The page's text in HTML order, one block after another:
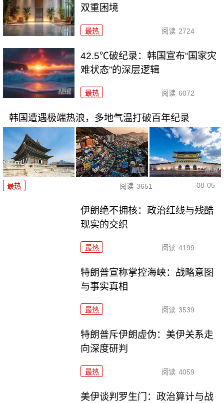
双重困境
最热 阅读 2724
42.5℃破纪录：韩国宣布“国家灾
难状态”的深层逻辑
最热 阅读 6072
韩国遭遇极端热浪，多地气温打破百年纪录
最热 阅读 3651 08-05
伊朗绝不拥核：政治红线与残酷
现实的交织
最热 阅读 4199
特朗普宣称掌控海峡：战略意图
与事实真相
最热 阅读 3539
特朗普斥伊朗虚伪：美伊关系走
向深度研判
最热 阅读 4059
美伊谈判罗生门：政治算计与战